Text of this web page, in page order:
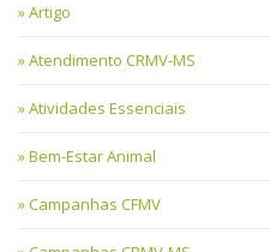
Artigo
Atendimento CRMV-MS
Atividades Essenciais
Bem-Estar Animal
Campanhas CFMV